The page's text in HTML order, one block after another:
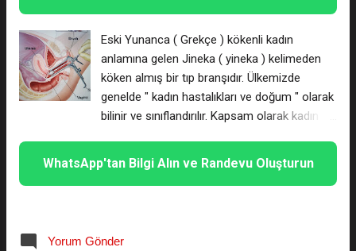
Eski Yunanca ( Grekçe ) kökenli kadın
anlamına gelen Jineka ( yineka ) kelimeden
köken almış bir tıp branşıdır. Ülkemizde
genelde " kadın hastalıkları ve doğum " olarak
bilinir ve sınıflandırılır. Kapsam olarak kadın
fizyolojik işleyişlerle alakalıdır. Cinsel yaşamın
WhatsApp'tan Bilgi Alın ve Randevu Oluşturun
Yorum Gönder